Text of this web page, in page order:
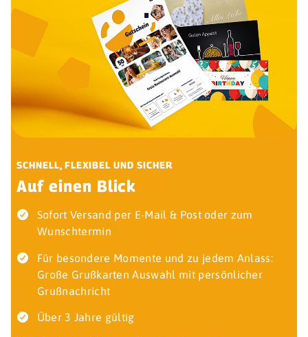
SCHNELL, FLEXIBEL UND SICHER
Auf einen Blick
Sofort Versand per E-Mail & Post oder zum
Wunschtermin
Für besondere Momente und zu jedem Anlass:
Große Grußkarten Auswahl mit persönlicher
Grußnachricht
Über 3 Jahre gültig